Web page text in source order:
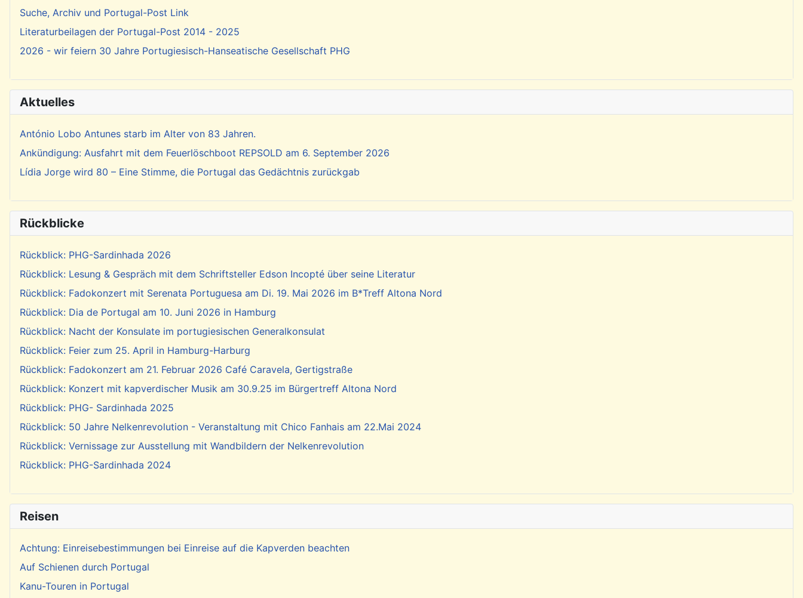
Suche, Archiv und Portugal-Post Link
Literaturbeilagen der Portugal-Post 2014 - 2025
2026 - wir feiern 30 Jahre Portugiesisch-Hanseatische Gesellschaft PHG
Aktuelles
António Lobo Antunes starb im Alter von 83 Jahren.
Ankündigung: Ausfahrt mit dem Feuerlöschboot REPSOLD am 6. September 2026
Lídia Jorge wird 80 – Eine Stimme, die Portugal das Gedächtnis zurückgab
Rückblicke
Rückblick: PHG-Sardinhada 2026
Rückblick: Lesung & Gespräch mit dem Schriftsteller Edson Incopté über seine Literatur
Rückblick: Fadokonzert mit Serenata Portuguesa am Di. 19. Mai 2026 im B*Treff Altona Nord
Rückblick: Dia de Portugal am 10. Juni 2026 in Hamburg
Rückblick: Nacht der Konsulate im portugiesischen Generalkonsulat
Rückblick: Feier zum 25. April in Hamburg-Harburg
Rückblick: Fadokonzert am 21. Februar 2026 Café Caravela, Gertigstraße
Rückblick: Konzert mit kapverdischer Musik am 30.9.25 im Bürgertreff Altona Nord
Rückblick: PHG- Sardinhada 2025
Rückblick: 50 Jahre Nelkenrevolution - Veranstaltung mit Chico Fanhais am 22.Mai 2024
Rückblick: Vernissage zur Ausstellung mit Wandbildern der Nelkenrevolution
Rückblick: PHG-Sardinhada 2024
Reisen
Achtung: Einreisebestimmungen bei Einreise auf die Kapverden beachten
Auf Schienen durch Portugal
Kanu-Touren in Portugal